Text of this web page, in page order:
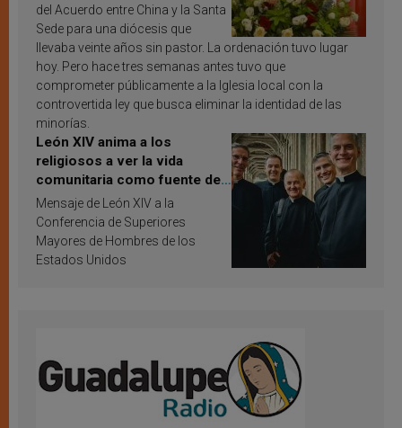
del Acuerdo entre China y la Santa
Sede para una diócesis que
llevaba veinte años sin pastor. La ordenación tuvo lugar
hoy. Pero hace tres semanas antes tuvo que
comprometer públicamente a la Iglesia local con la
controvertida ley que busca eliminar la identidad de las
minorías.
León XIV anima a los
religiosos a ver la vida
comunitaria como fuente de
inspiración y santificación
Mensaje de León XIV a la
Conferencia de Superiores
Mayores de Hombres de los
Estados Unidos